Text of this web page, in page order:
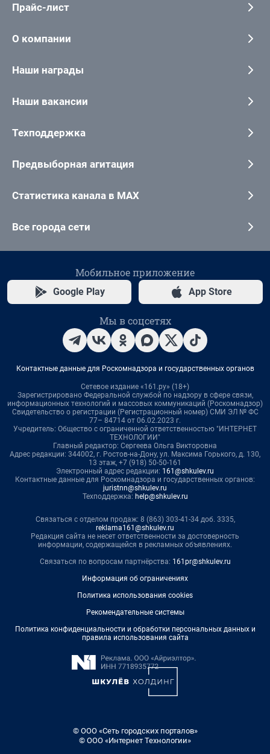
Прайс-лист
О компании
Наши награды
Наши вакансии
Техподдержка
Предвыборная агитация
Статистика канала в MAX
Все города сети
Мобильное приложение
Google Play App Store
Мы в соцсетях
Контактные данные для Роскомнадзора и государственных органов
Сетевое издание «161.ру» (18+)
Зарегистрировано Федеральной службой по надзору в сфере связи,
информационных технологий и массовых коммуникаций (Роскомнадзор)
Свидетельство о регистрации (Регистрационный номер) СМИ ЭЛ № ФС
77– 84714 от 06.02.2023 г.
Учредитель: Общество с ограниченной ответственностью "ИНТЕРНЕТ
ТЕХНОЛОГИИ"
Главный редактор: Сергеева Ольга Викторовна
Адрес редакции: 344002, г. Ростов-на-Дону, ул. Максима Горького, д. 130,
13 этаж, +7 (918) 50-50-161
Электронный адрес редакции: 161@shkulev.ru
Контактные данные для Роскомнадзора и государственных органов:
juristnn@shkulev.ru
Техподдержка: help@shkulev.ru
Связаться с отделом продаж: 8 (863) 303-41-34 доб. 3335,
reklama161@shkulev.ru
Редакция сайта не несет ответственности за достоверность
информации, содержащейся в рекламных объявлениях.
Связаться по вопросам партнёрства: 161pr@shkulev.ru
Информация об ограничениях
Политика использования cookies
Рекомендательные системы
Политика конфиденциальности и обработки персональных данных и
правила использования сайта
© ООО «Сеть городских порталов»
© ООО «Интернет Технологии»